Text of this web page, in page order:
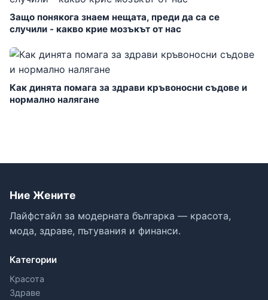
Защо понякога знаем нещата, преди да са се
случили - какво крие мозъкът от нас
Как динята помага за здрави кръвоносни съдове и
нормално налягане
Ние Жените
Лайфстайл за модерната българка — красота,
мода, здраве, пътувания и финанси.
Категории
Красота
Здраве